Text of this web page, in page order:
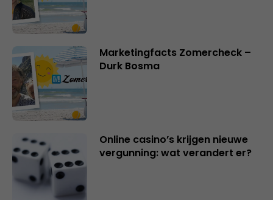
Marketingfacts Zomercheck –
Durk Bosma
Online casino’s krijgen nieuwe
vergunning: wat verandert er?